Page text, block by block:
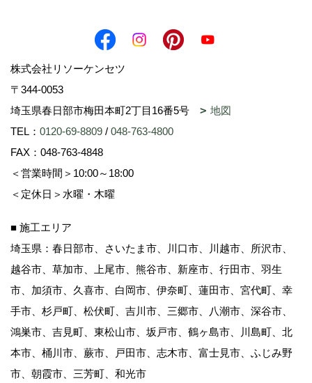
株式会社リソーケンセツ
〒344-0053
埼玉県春日部市梅田本町2丁目16番5号
地図
TEL： 0120-69-8809 / 048-763-4800
FAX：048-763-4848
＜営業時間＞10:00～18:00
＜定休日＞水曜・木曜
■ 施工エリア
埼玉県：春日部市、さいたま市、川口市、川越市、所沢市、
越谷市、草加市、上尾市、熊谷市、新座市、行田市、羽生
市、加須市、久喜市、白岡市、伊奈町、蓮田市、宮代町、幸
手市、杉戸町、松伏町、吉川市、三郷市、八潮市、深谷市、
鴻巣市、吉見町、東松山市、坂戸市、鶴ヶ島市、川島町、北
本市、桶川市、蕨市、戸田市、志木市、富士見市、ふじみ野
市、朝霞市、三芳町、和光市